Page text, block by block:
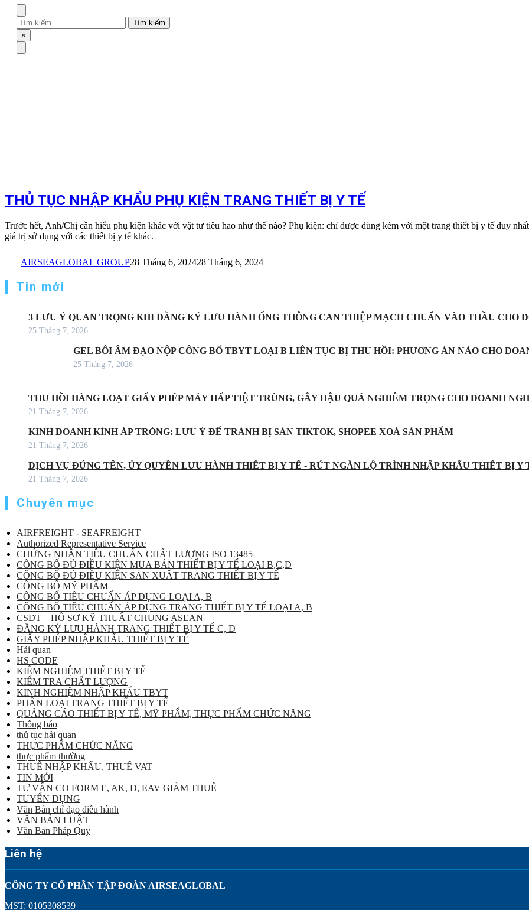
Tìm
kiếm
cho:
Close
×
THỦ TỤC NHẬP KHẨU PHỤ KIỆN TRANG THIẾT BỊ Y TẾ
Trước hết, Anh/Chị cần hiểu phụ kiện khác với vật tư tiêu hao như thế nào? Phụ kiện: chỉ được dùng kèm với một trang thiết bị y tế duy
giá trị sử dụng với các thiết bị y tế khác.
AIRSEAGLOBAL GROUP28 Tháng 6, 202428 Tháng 6, 2024
Tin mới
3 LƯU Ý QUAN TRỌNG KHI ĐĂNG KÝ LƯU HÀNH ỐNG THÔNG CAN THIỆP MẠCH CHUẨN VÀO THẦU CHO
25 Tháng 7, 2026
GEL BÔI ÂM ĐẠO NỘP CÔNG BỐ TBYT LOẠI B LIÊN TỤC BỊ THU HỒI: PHƯƠNG ÁN NÀO CHO
25 Tháng 7, 2026
THU HỒI HÀNG LOẠT GIẤY PHÉP MÁY HẤP TIỆT TRÙNG, GÂY HẬU QUẢ NGHIÊM TRỌNG CHO DOANH
21 Tháng 7, 2026
KINH DOANH KÍNH ÁP TRÒNG: LƯU Ý ĐỂ TRÁNH BỊ SÀN TIKTOK, SHOPEE XOÁ SẢN PHẨM
21 Tháng 7, 2026
DỊCH VỤ ĐỨNG TÊN, ỦY QUYỀN LƯU HÀNH THIẾT BỊ Y TẾ - RÚT NGẮN LỘ TRÌNH NHẬP KHẨU THIẾT BỊ Y
21 Tháng 7, 2026
Chuyên mục
AIRFREIGHT - SEAFREIGHT
Authorized Representative Service
CHỨNG NHẬN TIÊU CHUẨN CHẤT LƯỢNG ISO 13485
CÔNG BỐ ĐỦ ĐIỀU KIỆN MUA BÁN THIẾT BỊ Y TẾ LOẠI B,C,D
CÔNG BỐ ĐỦ ĐIỀU KIỆN SẢN XUẤT TRANG THIẾT BỊ Y TẾ
CÔNG BỐ MỸ PHẨM
CÔNG BỐ TIÊU CHUẨN ÁP DỤNG LOẠI A, B
CÔNG BỐ TIÊU CHUẨN ÁP DỤNG TRANG THIẾT BỊ Y TẾ LOẠI A, B
CSDT – HỒ SƠ KỸ THUẬT CHUNG ASEAN
ĐĂNG KÝ LƯU HÀNH TRANG THIẾT BỊ Y TẾ C, D
GIẤY PHÉP NHẬP KHẨU THIẾT BỊ Y TẾ
Hải quan
HS CODE
KIỂM NGHIỆM THIẾT BỊ Y TẾ
KIỂM TRA CHẤT LƯỢNG
KINH NGHIỆM NHẬP KHẨU TBYT
PHÂN LOẠI TRANG THIẾT BỊ Y TẾ
QUẢNG CÁO THIẾT BỊ Y TẾ, MỸ PHẨM, THỰC PHẨM CHỨC NĂNG
Thông báo
thủ tục hải quan
THỰC PHẨM CHỨC NĂNG
thực phẩm thường
THUẾ NHẬP KHẨU, THUẾ VAT
TIN MỚI
TƯ VẤN CO FORM E, AK, D, EAV GIẢM THUẾ
TUYỂN DỤNG
Văn Bản chỉ đạo điều hành
VĂN BẢN LUẬT
Văn Bản Pháp Quy
Liên hệ
CÔNG TY CỔ PHẦN TẬP ĐOÀN AIRSEAGLOBAL
MST: 0105308539